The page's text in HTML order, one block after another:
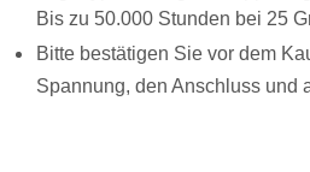
Bis zu 50.000 Stunden bei 25
Bitte bestätigen Sie vor dem
Spannung, den Anschluss und